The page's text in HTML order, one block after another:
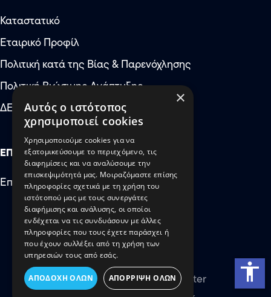
Καταστατικό
Εταιρικό Προφίλ
Πολιτική κατά της Βίας & Παρενόχλησης
Πολιτική Βιώσιμης Ανάπτυξης
ΔΕΠΘΕ: Έκτακτες Ανάγκες
ΕΠΙΚΟΙΝΩΝΙΑ
Επικοινωνήστε μαζί μας
Build to matter by DontMatter
×
Αυτός ο ιστότοπος
χρησιμοποιεί cookies
Χρησιμοποιούμε cookies για να
εξατομικεύσουμε το περιεχόμενο, τις
διαφημίσεις και να αναλύσουμε την
επισκεψιμότητά μας. Μοιραζόμαστε επίσης
πληροφορίες σχετικά με τη χρήση του
ιστότοπού μας με τους συνεργάτες
διαφήμισης και ανάλυσης, οι οποίοι
ενδέχεται να τις συνδυάσουν με άλλες
πληροφορίες που τους έχετε παράσχει ή
που έχουν συλλέξει από τη χρήση των
υπηρεσιών τους από εσάς.
ΑΠΟΔΟΧΉ ΌΛΩΝ ΑΠΌΡΡΙΨΗ ΌΛΩΝ accessibility
Οδηγός ανάγνωσης
Υπογράμμιση